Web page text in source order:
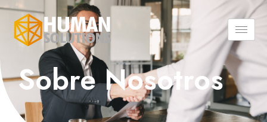
Sobre Nosotros